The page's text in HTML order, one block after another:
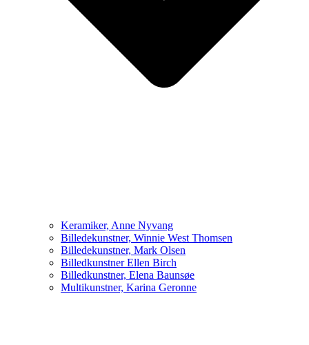
Keramiker, Anne Nyvang
Billedekunstner, Winnie West Thomsen
Billedekunstner, Mark Olsen
Billedkunstner Ellen Birch
Billedkunstner, Elena Baunsøe
Multikunstner, Karina Geronne